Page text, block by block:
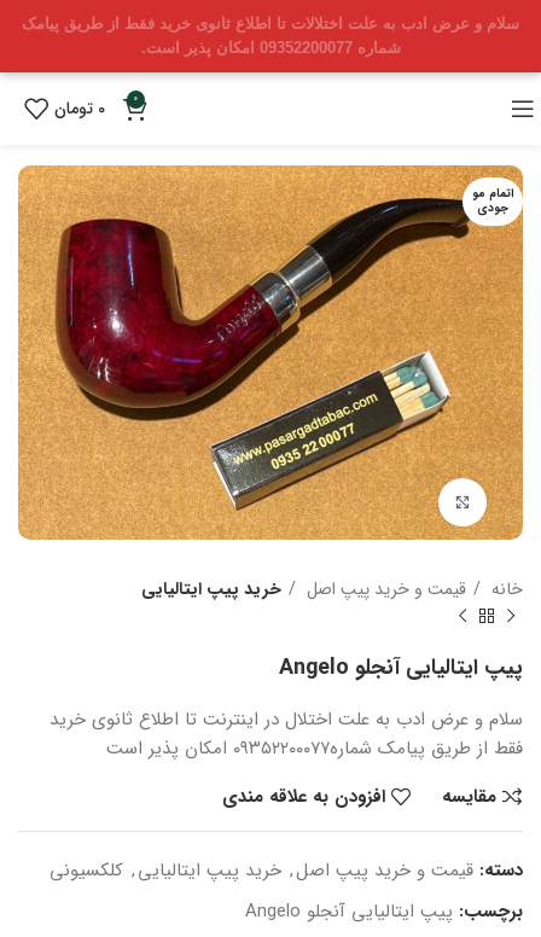
سلام و عرض ادب به علت اختلالات تا اطلاع ثانوی خرید فقط از طریق پیامک
شماره 09352200077 امکان پذیر است.
0
0 تومان
اتمام مو
جودی
بزرگنمایی تصویر
خانه قیمت و خرید پیپ اصل خرید پیپ ایتالیایی
پیپ ایتالیایی آنجلو Angelo
سلام و عرض ادب به علت اختلال در اینترنت تا اطلاع ثانوی خرید
فقط از طریق پیامک شماره۰۹۳۵۲۲۰۰۰۷۷ امکان پذیر است
مقایسه
افزودن به علاقه مندی
دسته: قیمت و خرید پیپ اصل, خرید پیپ ایتالیایی, کلکسیونی
برچسب: پیپ ایتالیایی آنجلو Angelo